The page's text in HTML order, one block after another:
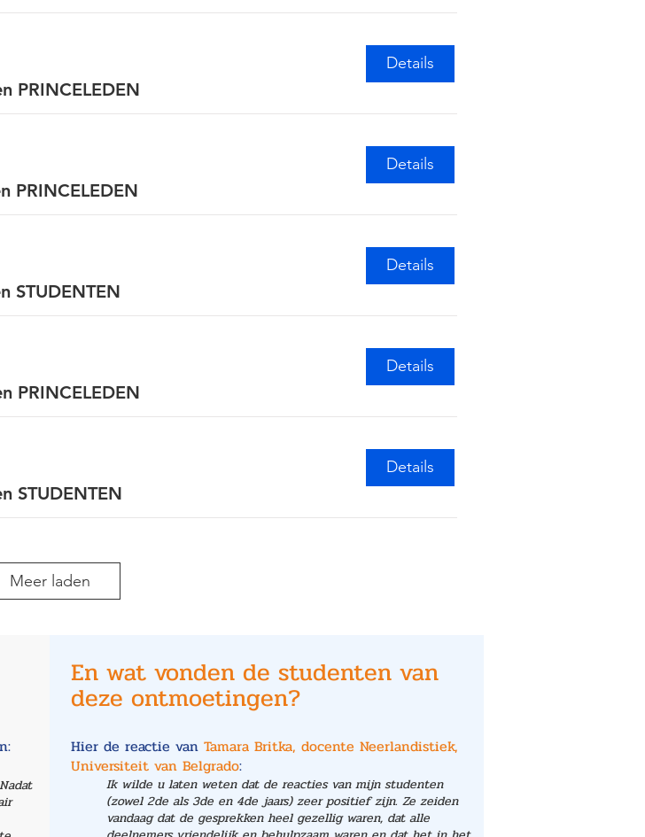
PRINCELEDEN
Details
PRINCELEDEN
Details
STUDENTEN
Details
PRINCELEDEN
Details
STUDENTEN
Details
Meer laden
En wat vonden de studenten van
deze ontmoetingen?
Hier de reactie van Tamara Britka, docente Neerlandistiek,
Universiteit van Belgrado:
Ik wilde u laten weten dat de reacties van mijn studenten
(zowel 2de als 3de en 4de jaars) zeer positief zijn. Ze zeiden
vandaag dat de gesprekken heel gezellig waren, dat alle